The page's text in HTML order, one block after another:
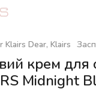
Klairs Dear, Klairs
крем для
Midnight